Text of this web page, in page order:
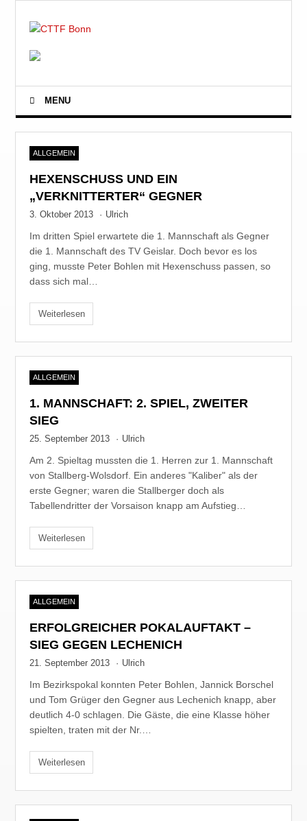
MENU
ALLGEMEIN
HEXENSCHUSS UND EIN
„VERKNITTERTER“ GEGNER
3. Oktober 2013 · Ulrich
Im dritten Spiel erwartete die 1. Mannschaft als Gegner
die 1. Mannschaft des TV Geislar. Doch bevor es los
ging, musste Peter Bohlen mit Hexenschuss passen, so
dass sich mal…
Weiterlesen
ALLGEMEIN
1. MANNSCHAFT: 2. SPIEL, ZWEITER
SIEG
25. September 2013 · Ulrich
Am 2. Spieltag mussten die 1. Herren zur 1. Mannschaft
von Stallberg-Wolsdorf. Ein anderes "Kaliber" als der
erste Gegner; waren die Stallberger doch als
Tabellendritter der Vorsaison knapp am Aufstieg…
Weiterlesen
ALLGEMEIN
ERFOLGREICHER POKALAUFTAKT –
SIEG GEGEN LECHENICH
21. September 2013 · Ulrich
Im Bezirkspokal konnten Peter Bohlen, Jannick Borschel
und Tom Grüger den Gegner aus Lechenich knapp, aber
deutlich 4-0 schlagen. Die Gäste, die eine Klasse höher
spielten, traten mit der Nr.…
Weiterlesen